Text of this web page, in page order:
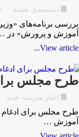
دسته‌بندی نشده
بررسی برنامه‌های
آموزش و پرورش» در
View article...
طرح مجلس
اخبار مدرسه جدید
آموزش …